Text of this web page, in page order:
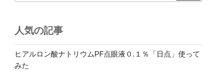
人気の記事
ヒアルロン酸ナトリウムPF点眼液０.１％「日点」使って
みた